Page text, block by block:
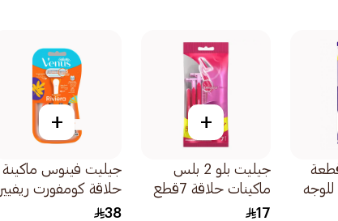
+
جيليت بلو 2 بلس
ماكينات حلاقة 7قطع
17
+
جيليت فينوس ماكينة
حلاقة كومفورت ريفييرا
2قطع
38